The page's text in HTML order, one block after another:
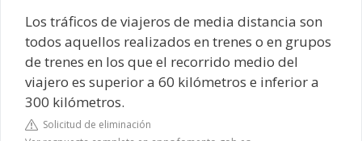
Los tráficos de viajeros de media distancia son
todos aquellos realizados en trenes o en grupos
de trenes en los que el recorrido medio del
viajero es superior a 60 kilómetros e inferior a
300 kilómetros.
Solicitud de eliminación